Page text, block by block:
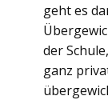
geht es
der
ganz